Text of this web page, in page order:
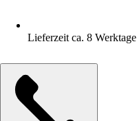
Lieferzeit ca. 8 Werktage